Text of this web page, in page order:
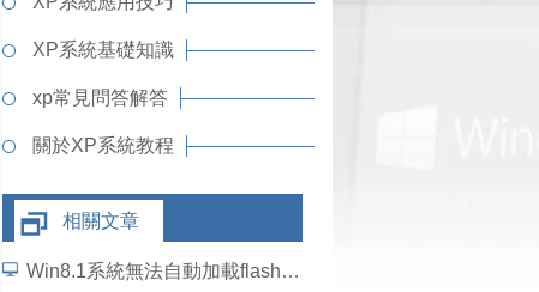
XP系統基礎知識
xp常見問答解答
關於XP系統教程
相關文章
Win8.1系統無法自動加載flash插件如何解決？